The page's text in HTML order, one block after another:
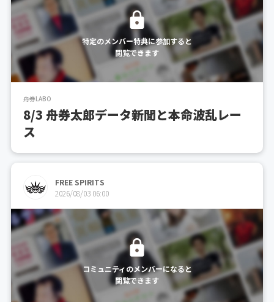
特定のメンバー特典に参加すると
閲覧できます
舟券LABO
8/3 舟券太郎データ新聞と本命波乱レー
ス
FREE SPIRITS
2026/08/03 06:00
コミュニティのメンバーになると
閲覧できます